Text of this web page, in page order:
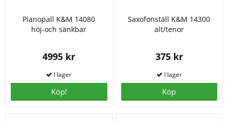
Pianopall K&M 14080
höj-och sänkbar
4995 kr
Köp!
Saxofonställ K&M 14300
alt/tenor
375 kr
Köp